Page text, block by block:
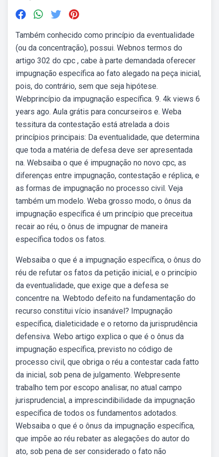
Também conhecido como princípio da eventualidade
(ou da concentração), possui. Webnos termos do
artigo 302 do cpc , cabe à parte demandada oferecer
impugnação específica ao fato alegado na peça inicial,
pois, do contrário, sem que seja hipótese.
Webprincípio da impugnação específica. 9. 4k views 6
years ago. Aula grátis para concurseiros e. Weba
tessitura da contestação está atrelada a dois
princípios principais: Da eventualidade, que determina
que toda a matéria de defesa deve ser apresentada
na. Websaiba o que é impugnação no novo cpc, as
diferenças entre impugnação, contestação e réplica, e
as formas de impugnação no processo civil. Veja
também um modelo. Weba grosso modo, o ônus da
impugnação específica é um princípio que preceitua
recair ao réu, o ônus de impugnar de maneira
específica todos os fatos.
Websaiba o que é a impugnação específica, o ônus do
réu de refutar os fatos da petição inicial, e o princípio
da eventualidade, que exige que a defesa se
concentre na. Webtodo defeito na fundamentação do
recurso constitui vício insanável? Impugnação
específica, dialeticidade e o retorno da jurisprudência
defensiva. Webo artigo explica o que é o ônus da
impugnação específica, previsto no código de
processo civil, que obriga o réu a contestar cada fatto
da inicial, sob pena de julgamento. Webpresente
trabalho tem por escopo analisar, no atual campo
jurisprudencial, a imprescindibilidade da impugnação
específica de todos os fundamentos adotados.
Websaiba o que é o ônus da impugnação específica,
que impõe ao réu rebater as alegações do autor do
ato, sob pena de ser considerado o fato não